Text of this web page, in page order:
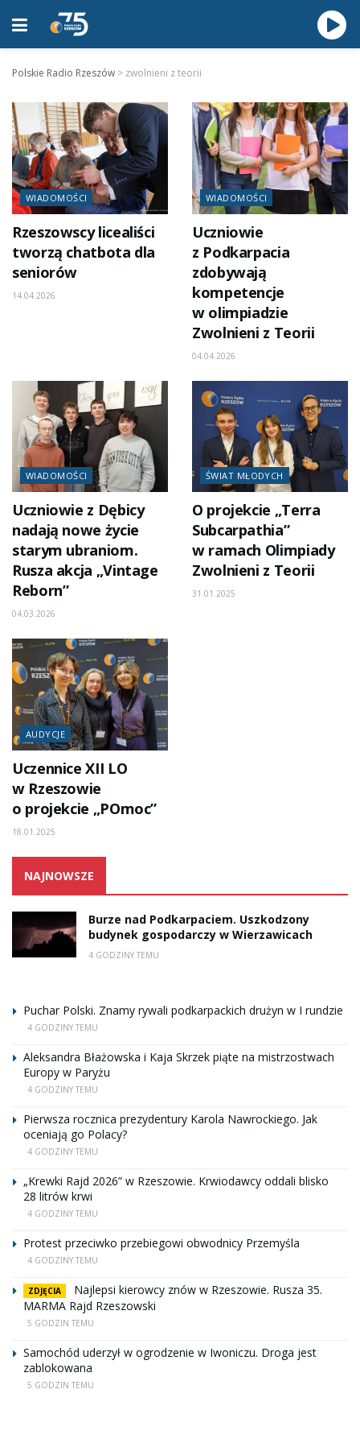
Polskie Radio Rzeszów > zwolnieni z teorii
WIADOMOŚCI
Rzeszowscy licealiści
tworzą chatbota dla
seniorów
14.04.2026
WIADOMOŚCI
Uczniowie
z Podkarpacia
zdobywają
kompetencje
w olimpiadzie
Zwolnieni z Teorii
04.04.2026
WIADOMOŚCI
Uczniowie z Dębicy
nadają nowe życie
starym ubraniom.
Rusza akcja „Vintage
Reborn”
04.03.2026
ŚWIAT MŁODYCH
O projekcie „Terra
Subcarpathia”
w ramach Olimpiady
Zwolnieni z Teorii
31.01.2025
AUDYCJE
Uczennice XII LO
w Rzeszowie
o projekcie „POmoc”
18.01.2025
NAJNOWSZE
Burze nad Podkarpaciem. Uszkodzony
budynek gospodarczy w Wierzawicach
4 GODZINY TEMU
Puchar Polski. Znamy rywali podkarpackich drużyn w I rundzie
4 GODZINY TEMU
Aleksandra Błażowska i Kaja Skrzek piąte na mistrzostwach
Europy w Paryżu
4 GODZINY TEMU
Pierwsza rocznica prezydentury Karola Nawrockiego. Jak
oceniają go Polacy?
4 GODZINY TEMU
„Krewki Rajd 2026” w Rzeszowie. Krwiodawcy oddali blisko
28 litrów krwi
4 GODZINY TEMU
Protest przeciwko przebiegowi obwodnicy Przemyśla
4 GODZINY TEMU
ZDJĘCIA
Najlepsi kierowcy znów w Rzeszowie. Rusza 35.
MARMA Rajd Rzeszowski
5 GODZIN TEMU
Samochód uderzył w ogrodzenie w Iwoniczu. Droga jest
zablokowana
5 GODZIN TEMU